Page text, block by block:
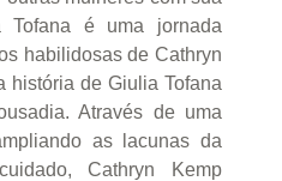
Tofana é uma jornada
habilidosas de Cathryn
história de Giulia Tofana
Através de uma
as lacunas da
Cathryn Kemp